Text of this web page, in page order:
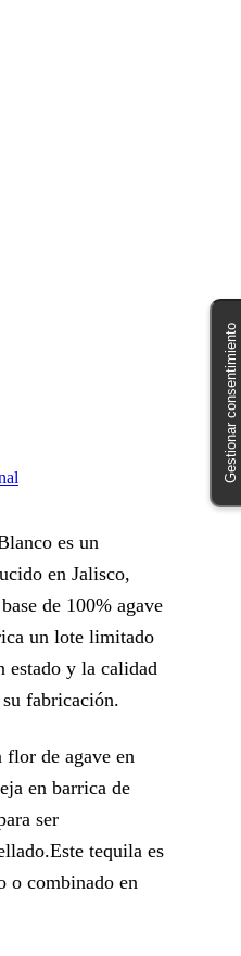
es un
en Jalisco,
de 100% agave
un lote limitado
estado y la calidad
fabricación.
flor de agave en
en barrica de
ser
tequila es
o combinado en
Gestionar consentimiento